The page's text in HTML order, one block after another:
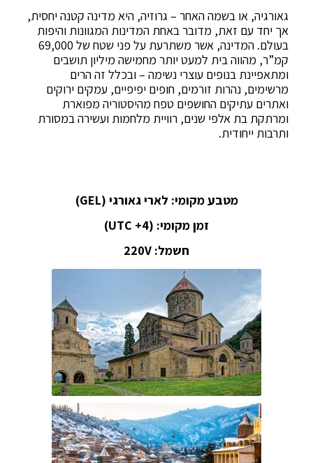
גאורגיה, או בשמה האחר – גרוזיה, היא מדינה קטנה יחסית,
אך יחד עם זאת, מדובר באחת המדינות המגוונות והיפות
בעולם. המדינה, אשר משתרעת על פני שטח של 69,000
קמ”ר, מהווה בית למעט יותר מחמישה מיליון תושבים
ומתאפיינת בנופים עוצרי נשימה – ובכלל זה הרים
מרשימים, נהרות זורמים, חופים יפיפיים, עמקים ירוקים
ואתרים עתיקים החושפים טפח מהיסטוריה מפוארת
ומרתקת בת אלפי שנים, רוויית מלחמות ועשירה במסורת
ותרבות ייחודית.
מטבע מקומי: לארי גאורגי (GEL)
זמן מקומי: (4+
חשמל: 220 V